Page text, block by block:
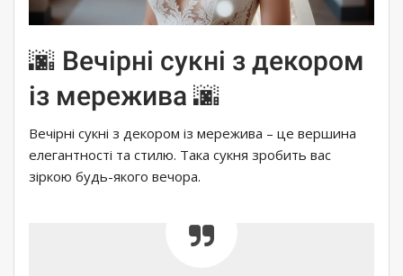
🌆 Вечірні сукні з декором
із мережива 🌆
Вечірні сукні з декором із мережива – це вершина
елегантності та стилю. Така сукня зробить вас
зіркою будь-якого вечора.